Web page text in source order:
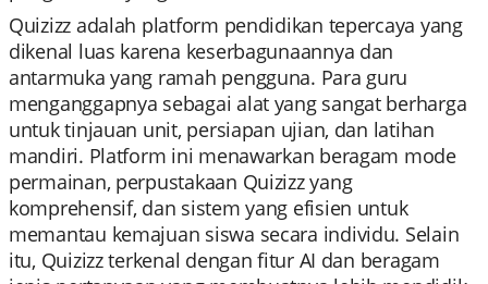
Quizizz adalah platform pendidikan tepercaya yang
dikenal luas karena keserbagunaannya dan
antarmuka yang ramah pengguna. Para guru
menganggapnya sebagai alat yang sangat berharga
untuk tinjauan unit, persiapan ujian, dan latihan
mandiri. Platform ini menawarkan beragam mode
permainan, perpustakaan Quizizz yang
komprehensif, dan sistem yang efisien untuk
memantau kemajuan siswa secara individu. Selain
itu, Quizizz terkenal dengan fitur AI dan beragam